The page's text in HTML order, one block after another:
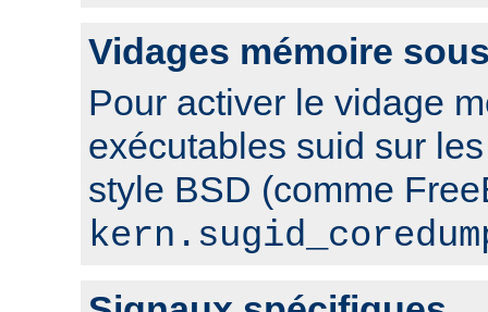
Vidages mémoire
Pour activer le vidage
exécutables suid sur
style BSD (comme